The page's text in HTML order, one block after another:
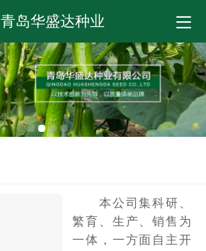
青岛华盛达种业
本公司集科研、
繁育、生产、销售为
一体，一方面自主开